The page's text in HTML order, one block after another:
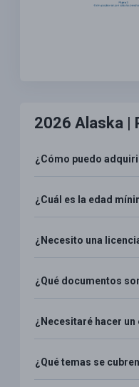
2026 Alaska |
¿Cómo puedo
¿Cuál es la edad
¿Necesito una
¿Qué documentos
¿Necesitaré hacer
¿Qué temas se